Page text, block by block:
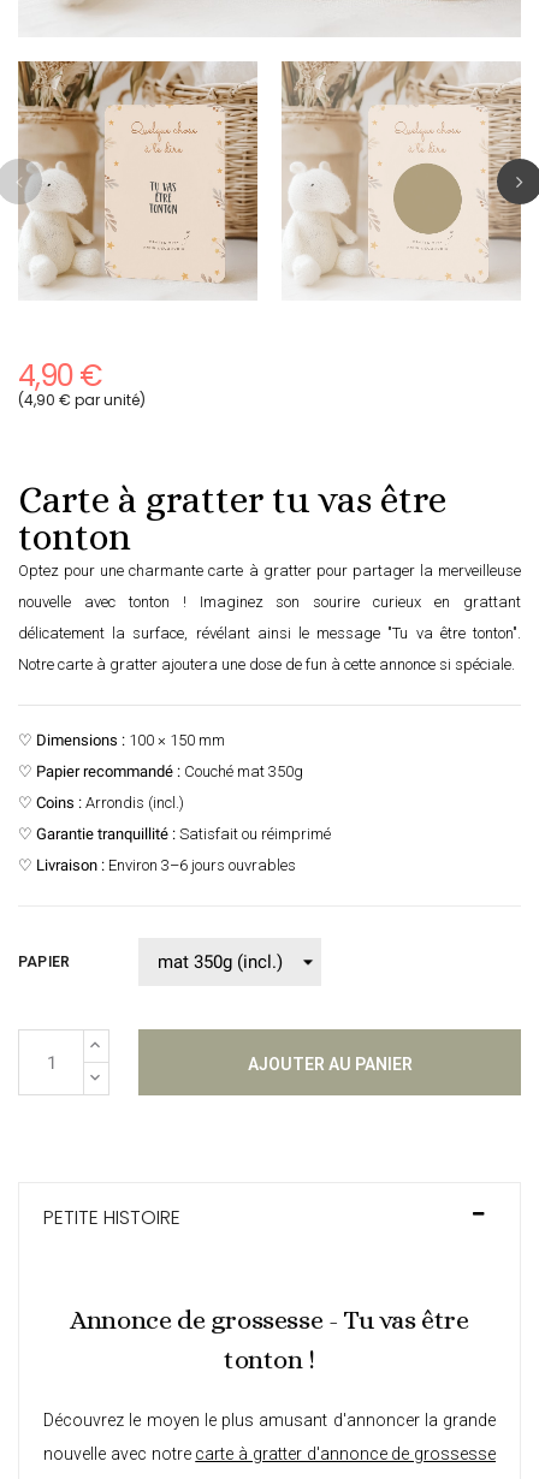
4,90 €
(4,90 € par unité)
Carte à gratter tu vas être
tonton
Optez pour une charmante carte à gratter pour partager la merveilleuse
nouvelle avec tonton ! Imaginez son sourire curieux en grattant
délicatement la surface, révélant ainsi le message "Tu va être tonton".
Notre carte à gratter ajoutera une dose de fun à cette annonce si spéciale.
♡ Dimensions : 100 × 150 mm
♡ Papier recommandé : Couché mat 350g
♡ Coins : Arrondis (incl.)
♡ Garantie tranquillité : Satisfait ou réimprimé
♡ Livraison : Environ 3–6 jours ouvrables
PAPIER
AJOUTER AU PANIER
PETITE HISTOIRE
Annonce de grossesse - Tu vas être
tonton !
Découvrez le moyen le plus amusant d'annoncer la grande
nouvelle avec notre carte à gratter d'annonce de grossesse